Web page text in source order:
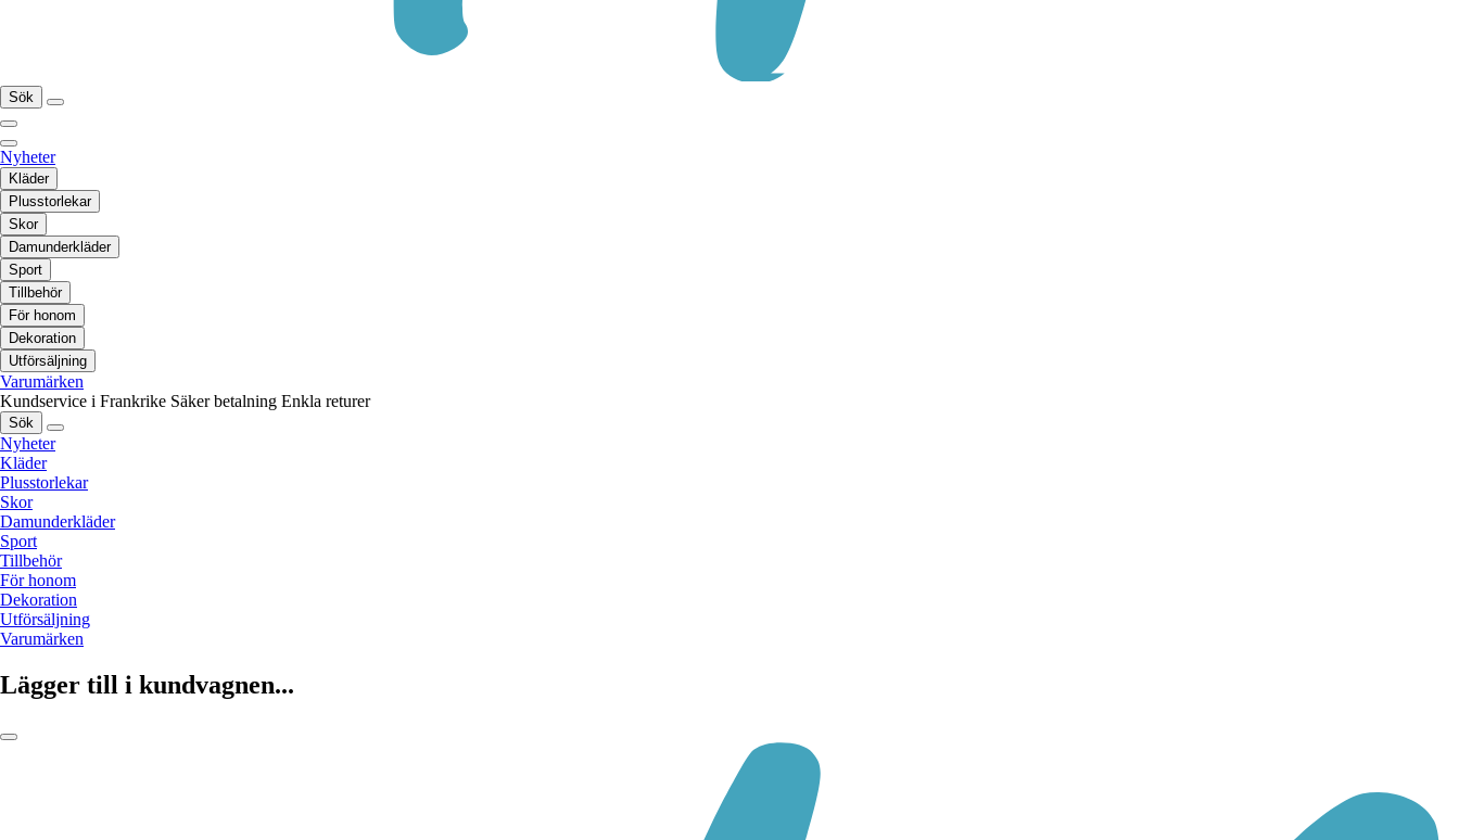
Sök
Nyheter
Kläder
Plusstorlekar
Skor
Damunderkläder
Sport
Tillbehör
För honom
Dekoration
Utförsäljning
Varumärken
Kundservice i Frankrike Säker betalning Enkla returer
Sök
Nyheter
Kläder
Plusstorlekar
Skor
Damunderkläder
Sport
Tillbehör
För honom
Dekoration
Utförsäljning
Varumärken
Lägger till i kundvagnen...